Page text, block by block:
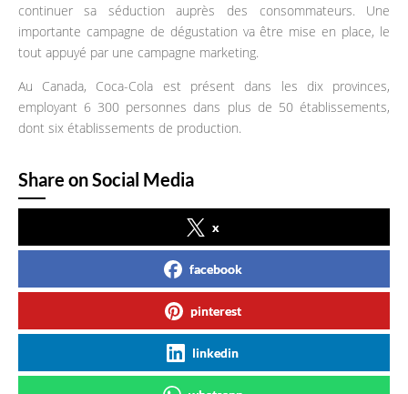
continuer sa séduction auprès des consommateurs. Une
importante campagne de dégustation va être mise en place, le
tout appuyé par une campagne marketing.
Au Canada, Coca-Cola est présent dans les dix provinces,
employant 6 300 personnes dans plus de 50 établissements,
dont six établissements de production.
Share on Social Media
x
facebook
pinterest
linkedin